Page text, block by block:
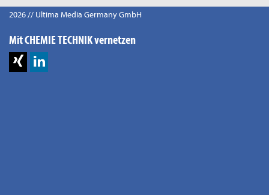
2026 // Ultima Media Germany GmbH
Mit CHEMIE TECHNIK vernetzen